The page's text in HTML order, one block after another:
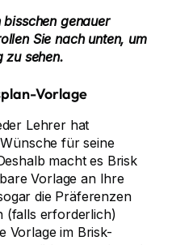
genauer
Sie nach unten, um
zu sehen.
Vorlage
Lehrer hat
für seine
macht es Brisk
Vorlage an Ihre
die Präferenzen
(falls erforderlich)
Vorlage im Brisk-